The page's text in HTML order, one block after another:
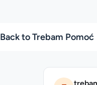
Back to Trebam Pomoć